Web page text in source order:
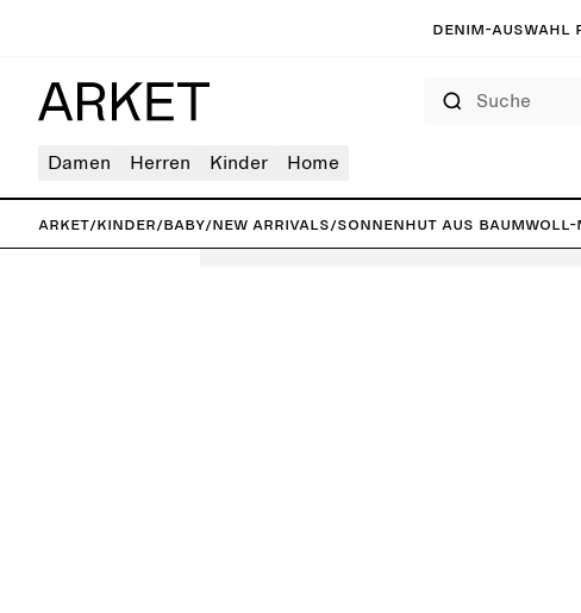
Denim-Auswahl
Damen Herren Kinder Home
ARKET/Kinder/Baby/New arrivals/Sonnenhut aus